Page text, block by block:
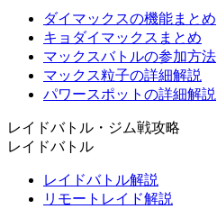
ダイマックスの機能まとめ
キョダイマックスまとめ
マックスバトルの参加方法
マックス粒子の詳細解説
パワースポットの詳細解説
レイドバトル・ジム戦攻略
レイドバトル
レイドバトル解説
リモートレイド解説